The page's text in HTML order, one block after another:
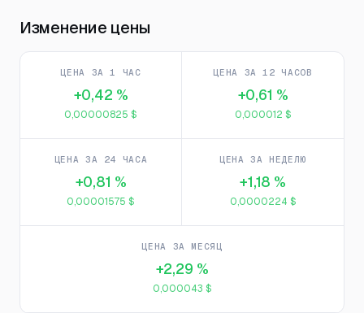
Изменение цены
ЦЕНА ЗА 1 ЧАС
+0,42 %
0,00000825 $
ЦЕНА ЗА 12 ЧАСОВ
+0,61 %
0,000012 $
ЦЕНА ЗА 24 ЧАСА
+0,81 %
0,00001575 $
ЦЕНА ЗА НЕДЕЛЮ
+1,18 %
0,0000224 $
ЦЕНА ЗА МЕСЯЦ
+2,29 %
0,000043 $